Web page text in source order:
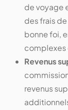
de voyage
des frais
bonne foi,
complexes
Revenus
revenus